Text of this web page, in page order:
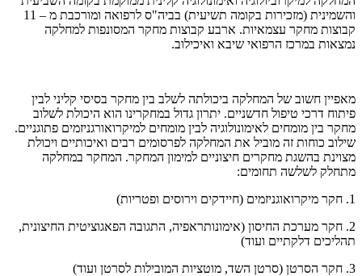
והשמינית (מזכירות בקומה תשיעית) בביה"ס לרפואה ומורכבת מ – 11
קבוצות מחקר עצמאיות. ארבע קבוצות מחקר המסונפות למחלקה
נמצאות במרכז הרפואי שיבא ואיכילוב.
מאפיין חשוב של המחלקה ביכולתה לשלב בין מחקר בסיסי קליני לבין
פיתוח דרכי טיפול חדשניים. יתרון גדול במחקרינו הוא היכולת לשלוב
מחקר בין מומחים לאימונולוגיה לבין מומחים למיקרואורגניזמים פתוגניים.
שילוב כוחות זה מוביל את המחלקה לפרסומים רבים ואיכותיים ויכולת
מצוינת בהשגת מחקרים חיצוניים למימון המחקר. המחקר במחלקה
מתחלק לשלשה תחומים:
1. חקר מיקרואוגניזמים (חיידקים וירוסים ופטריות)
2. חקר מערכת החיסון (אימונותראפיה, התגובה הפאגוציטית החיצונית,
תהליכים דלקתיים ועוד)
3. חקר הסרטן (סרטן השד, מוטציות המובילות לסרטן ועוד)